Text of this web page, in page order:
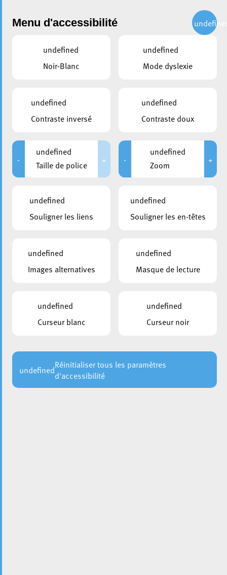
Administration
le Prof. Markus Miessen
Menu d'accessibilité
undefined
Noir-Blanc
undefined
Mode dyslexie
undefined
Contraste inversé
undefined
Contraste doux
-
undefined
Taille de police
+ -
undefined
Zoom
+
undefined
Souligner les liens
undefined
Souligner les en-têtes
undefined
Images alternatives
undefined
Masque de lecture
undefined
Curseur blanc
undefined
Curseur noir
undefinedRéinitialiser tous les paramètres
d'accessibilité